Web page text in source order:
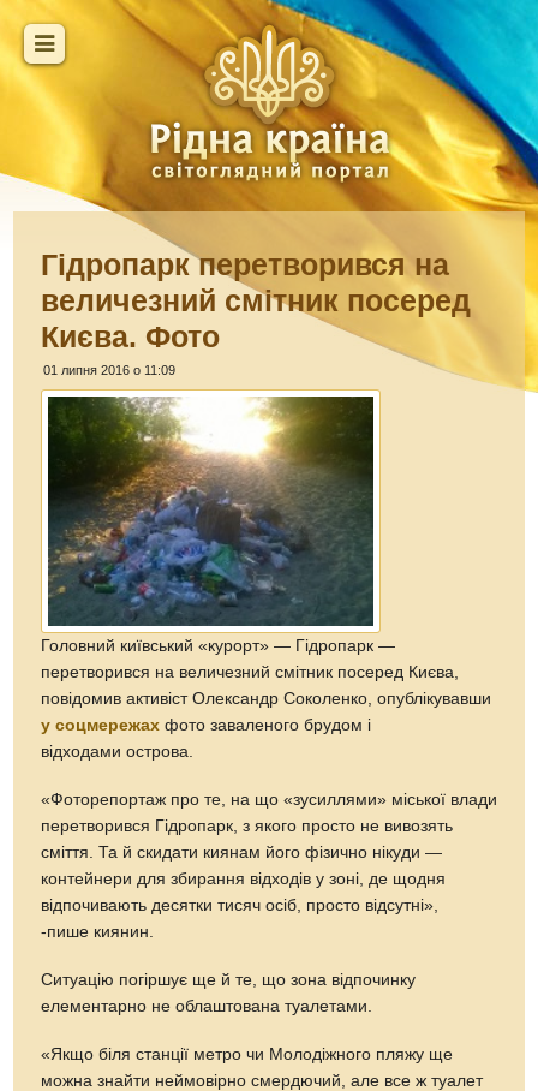
Гідропарк перетворився на
величезний смітник посеред
Києва. Фото
01 липня 2016 о 11:09
Головний київський «курорт» — Гідропарк —
перетворився на величезний смітник посеред Києва,
повідомив активіст Олександр Соколенко, опублікувавши
у соцмережах фото заваленого брудом і
відходами острова.
«Фоторепортаж про те, на що «зусиллями» міської влади
перетворився Гідропарк, з якого просто не вивозять
сміття. Та й скидати киянам його фізично нікуди —
контейнери для збирання відходів у зоні, де щодня
відпочивають десятки тисяч осіб, просто відсутні»,
-пише киянин.
Ситуацію погіршує ще й те, що зона відпочинку
елементарно не облаштована туалетами.
«Якщо біля станції метро чи Молодіжного пляжу ще
можна знайти неймовірно смердючий, але все ж туалет